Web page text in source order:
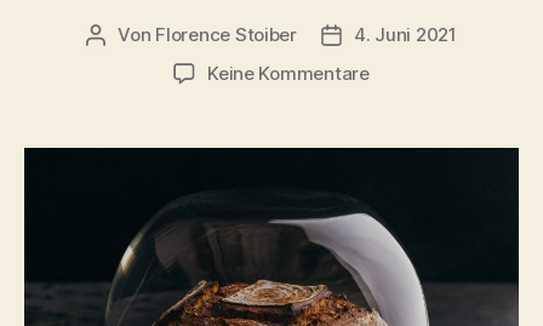
Beitragsautor
Von Florence Stoiber Veröffentlichungsdatum
4. Juni 2021
Keine Kommentarezu
der
Brotbackform